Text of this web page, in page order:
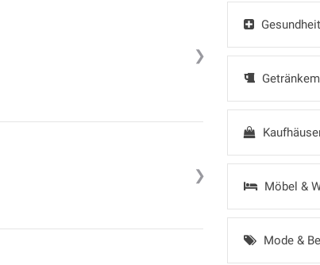
Möbel &
Mode &
❯
❯